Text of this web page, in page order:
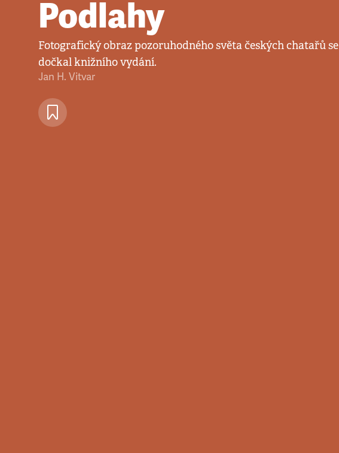
Podlahy
Fotografický obraz pozoruhodného světa českých chatařů se
dočkal knižního vydání.
Jan H. Vitvar